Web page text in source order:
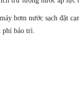
bơm nước sạch đặt
phí bảo trì.